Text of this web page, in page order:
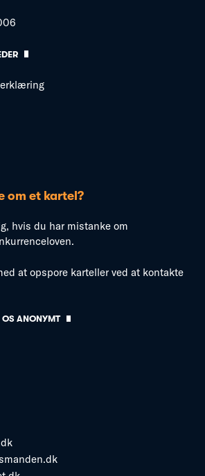
om et kartel?
hvis du har mistanke om
at opspore karteller ved at kontakte
OS ANONYMT